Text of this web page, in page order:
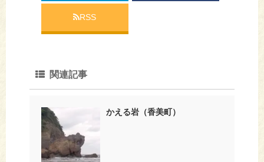
RSS
関連記事
かえる岩（香美町）